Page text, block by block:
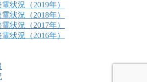
状況（2019年）
状況（2018年）
状況（2017年）
状況（2016年）